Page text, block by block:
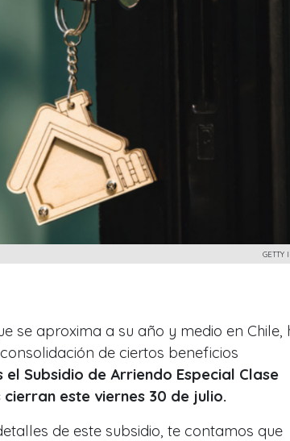
GETTY
se aproxima a su año y medio en Chile,
de ciertos beneficios
el Subsidio de Arriendo Especial Clase
este viernes 30 de julio.
de este subsidio, te contamos que